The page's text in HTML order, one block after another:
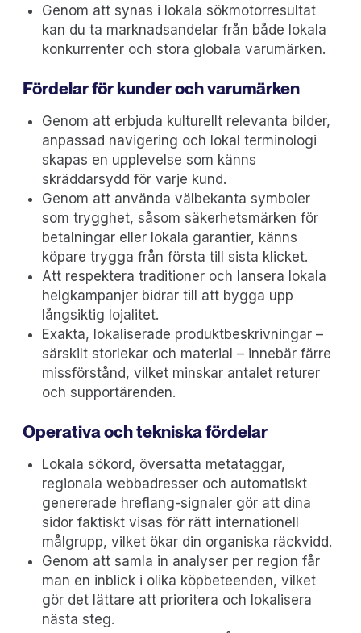
Genom att synas i lokala sökmotorresultat
kan du ta marknadsandelar från både lokala
konkurrenter och stora globala varumärken.
Fördelar för kunder och varumärken
Genom att erbjuda kulturellt relevanta bilder,
anpassad navigering och lokal terminologi
skapas en upplevelse som känns
skräddarsydd för varje kund.
Genom att använda välbekanta symboler
som trygghet, såsom säkerhetsmärken för
betalningar eller lokala garantier, känns
köpare trygga från första till sista klicket.
Att respektera traditioner och lansera lokala
helgkampanjer bidrar till att bygga upp
långsiktig lojalitet.
Exakta, lokaliserade produktbeskrivningar –
särskilt storlekar och material – innebär färre
missförstånd, vilket minskar antalet returer
och supportärenden.
Operativa och tekniska fördelar
Lokala sökord, översatta metataggar,
regionala webbadresser och automatiskt
genererade hreflang-signaler gör att dina
sidor faktiskt visas för rätt internationell
målgrupp, vilket ökar din organiska räckvidd.
Genom att samla in analyser per region får
man en inblick i olika köpbeteenden, vilket
gör det lättare att prioritera och lokalisera
nästa steg.